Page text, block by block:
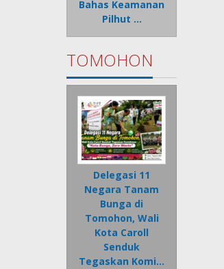
Bahas Keamanan
Pilhut …
TOMOHON
Delegasi 11
Negara Tanam
Bunga di
Tomohon, Wali
Kota Caroll
Senduk
Tegaskan Komi…